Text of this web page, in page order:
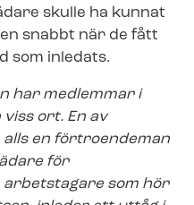
skulle ha kunnat
snabbt när de fått
som inledats.
har medlemmar i
ort. En av
en förtroendeman
för
arbetstagare som hör